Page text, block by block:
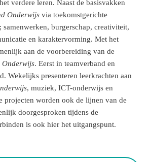
verdere leren. Naast de basisvakken
Onderwijs via toekomstgerichte
burgerschap, creativiteit,
en karaktervorming. Met het
aan de voorbereiding van de
Onderwijs. Eerst in teamverband en
Wekelijks presenteren leerkrachten aan
, muziek, ICT-onderwijs en
projecten worden ook de lijnen van de
doorgesproken tijdens de
is ook hier het uitgangspunt.